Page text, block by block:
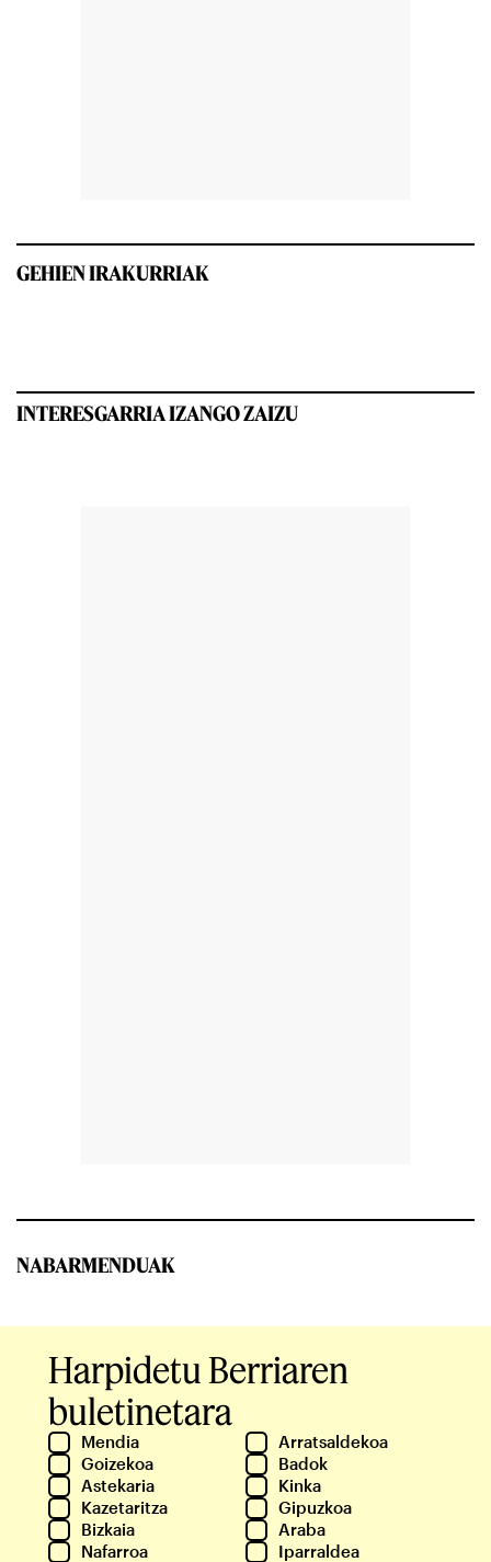
GEHIEN IRAKURRIAK
INTERESGARRIA IZANGO ZAIZU
NABARMENDUAK
Harpidetu Berriaren
buletinetara
Mendia
Arratsaldekoa
Goizekoa
Badok
Astekaria
Kinka
Kazetaritza
Gipuzkoa
Bizkaia
Araba
Nafarroa
Iparraldea